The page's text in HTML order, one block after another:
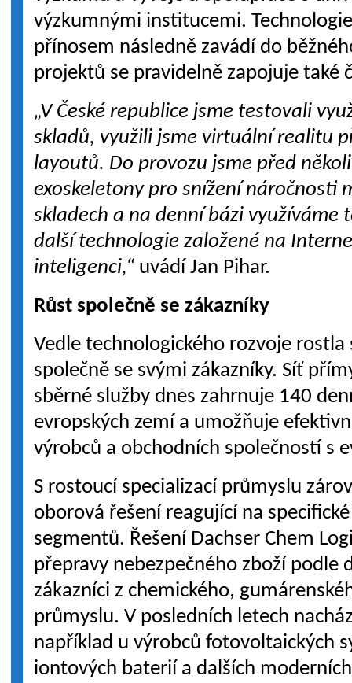
výzkumnými institucemi.
přínosem následně zavádí do
projektů se pravidelně zapojuje také
„V České republice jsme testovali
skladů, využili jsme virtuální realitu
layoutů. Do provozu jsme před
exoskeletony pro snížení náročnosti
skladech a na denní bázi využíváme
další technologie založené na
inteligenci,“ uvádí Jan Pihar.
Růst společně se zákazníky
Vedle technologického rozvoje rostla
společně se svými zákazníky. Síť
sběrné služby dnes zahrnuje 140
evropských zemí a umožňuje
výrobců a obchodních společností s
S rostoucí specializací průmyslu
oborová řešení reagující na
segmentů. Řešení Dachser Chem
přepravy nebezpečného zboží podle
zákazníci z chemického,
průmyslu. V posledních letech
například u výrobců fotovoltaických
iontových baterií a dalších